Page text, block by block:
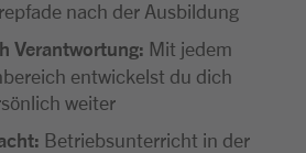
nach der Ausbildung
Verantwortung: Mit jedem
entwickelst du dich
weiter
Betriebsunterricht in der